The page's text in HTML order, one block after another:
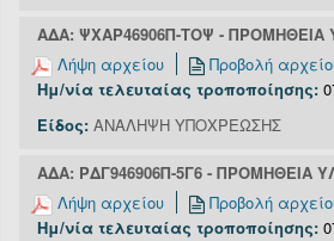
ΑΔΑ: ΨΧΑΡ46906Π-ΤΟΨ - ΠΡΟΜΗΘΕΙΑ
Λήψη αρχείου
Προβολή
Ημ/νία τελευταίας τροποποίησης:
Είδος: ΑΝΑΛΗΨΗ ΥΠΟΧΡΕΩΣΗΣ
ΑΔΑ: ΡΔΓ946906Π-5Γ6 - ΠΡΟΜΗΘΕΙΑ
Λήψη αρχείου
Προβολή
Ημ/νία τελευταίας τροποποίησης: